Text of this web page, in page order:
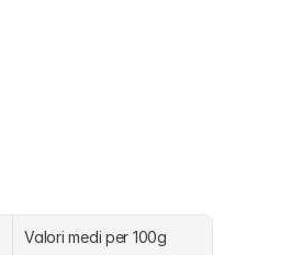
Valori medi per 100g